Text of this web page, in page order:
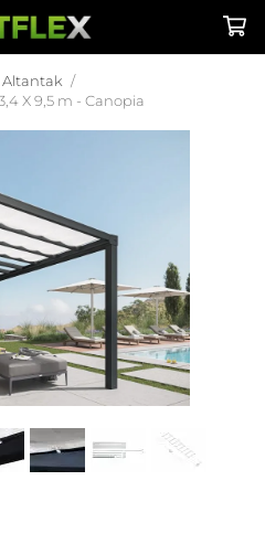
Altantak /
X 9,5 m - Canopia